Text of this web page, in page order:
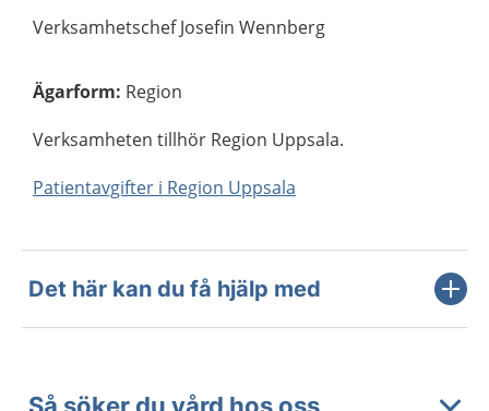
Verksamhetschef Josefin Wennberg
Ägarform: Region
Verksamheten tillhör Region Uppsala.
Patientavgifter i Region Uppsala
Det här kan du få hjälp med
Så söker du vård hos oss